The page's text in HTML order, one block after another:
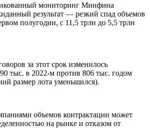
мониторинг Минфина
результат — резкий спад объемов
полугодии, с 11,5 трлн до 5,5 трлн
за этот срок изменилось
тыс. в 2022-м против 806 тыс. годом
размер лота уменьшился).
объемов контрактации может
на рынке и отказом от